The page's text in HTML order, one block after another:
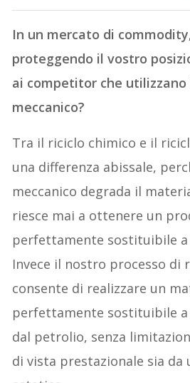
In un mercato di
proteggendo il vostro
ai competitor che utilizzano
meccanico?
Tra il riciclo chimico e il
una differenza abissale,
meccanico degrada il
riesce mai a ottenere un
perfettamente sostituibile
Invece il nostro processo di
consente di realizzare un
perfettamente sostituibile
dal petrolio, senza
di vista prestazionale sia da